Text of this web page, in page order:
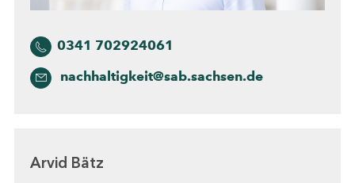
0341 702924061
nachhaltigkeit@sab.sachsen.de
Arvid Bätz